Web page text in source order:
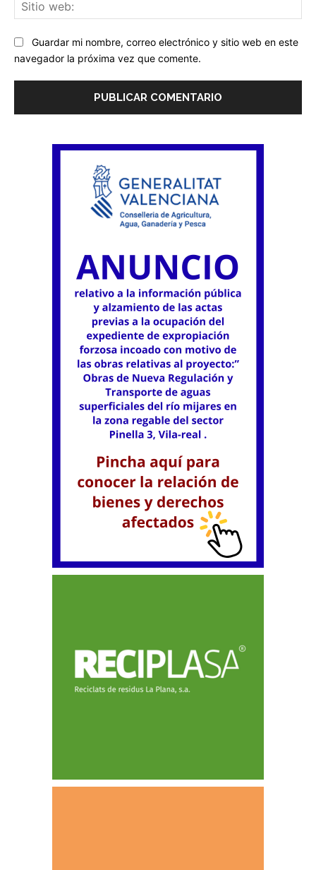
Guardar mi nombre, correo electrónico y sitio web en este
navegador la próxima vez que comente.